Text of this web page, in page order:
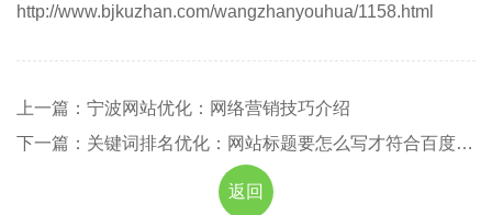
http://www.bjkuzhan.com/wangzhanyouhua/1158.html
上一篇：宁波网站优化：网络营销技巧介绍
下一篇：关键词排名优化：网站标题要怎么写才符合百度要求
返回